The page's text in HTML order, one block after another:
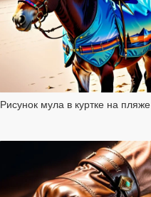
Рисунок мула в куртке на пляже